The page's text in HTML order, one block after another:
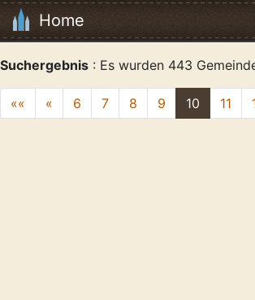
Home
Suchergebnis : Es wurden 443
«« « 6 7 8 9 10 11